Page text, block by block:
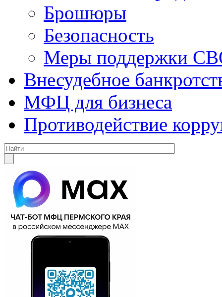
Брошюры
Безопасность
Меры поддержки
Внесудебное
МФЦ для бизнеса
Противодействие